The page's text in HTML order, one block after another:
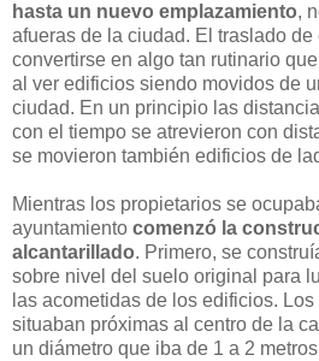
hasta un nuevo emplazamiento,
afueras de la ciudad. El traslado
convertirse en algo tan rutinario
al ver edificios siendo movidos de
ciudad. En un principio las
con el tiempo se atrevieron con
se movieron también edificios de
Mientras los propietarios se
ayuntamiento comenzó la
alcantarillado. Primero, se
sobre nivel del suelo original para
las acometidas de los edificios.
situaban próximas al centro de la
un diámetro que iba de 1 a 2